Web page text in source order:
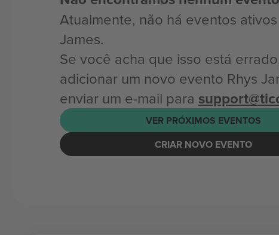
Atualmente, não há eventos
James.
Se você acha que isso está
adicionar um novo evento Rhys
enviar um e-mail para
VER PRÓXIMOS EVENTOS
CRIAR NOVO EVENTO